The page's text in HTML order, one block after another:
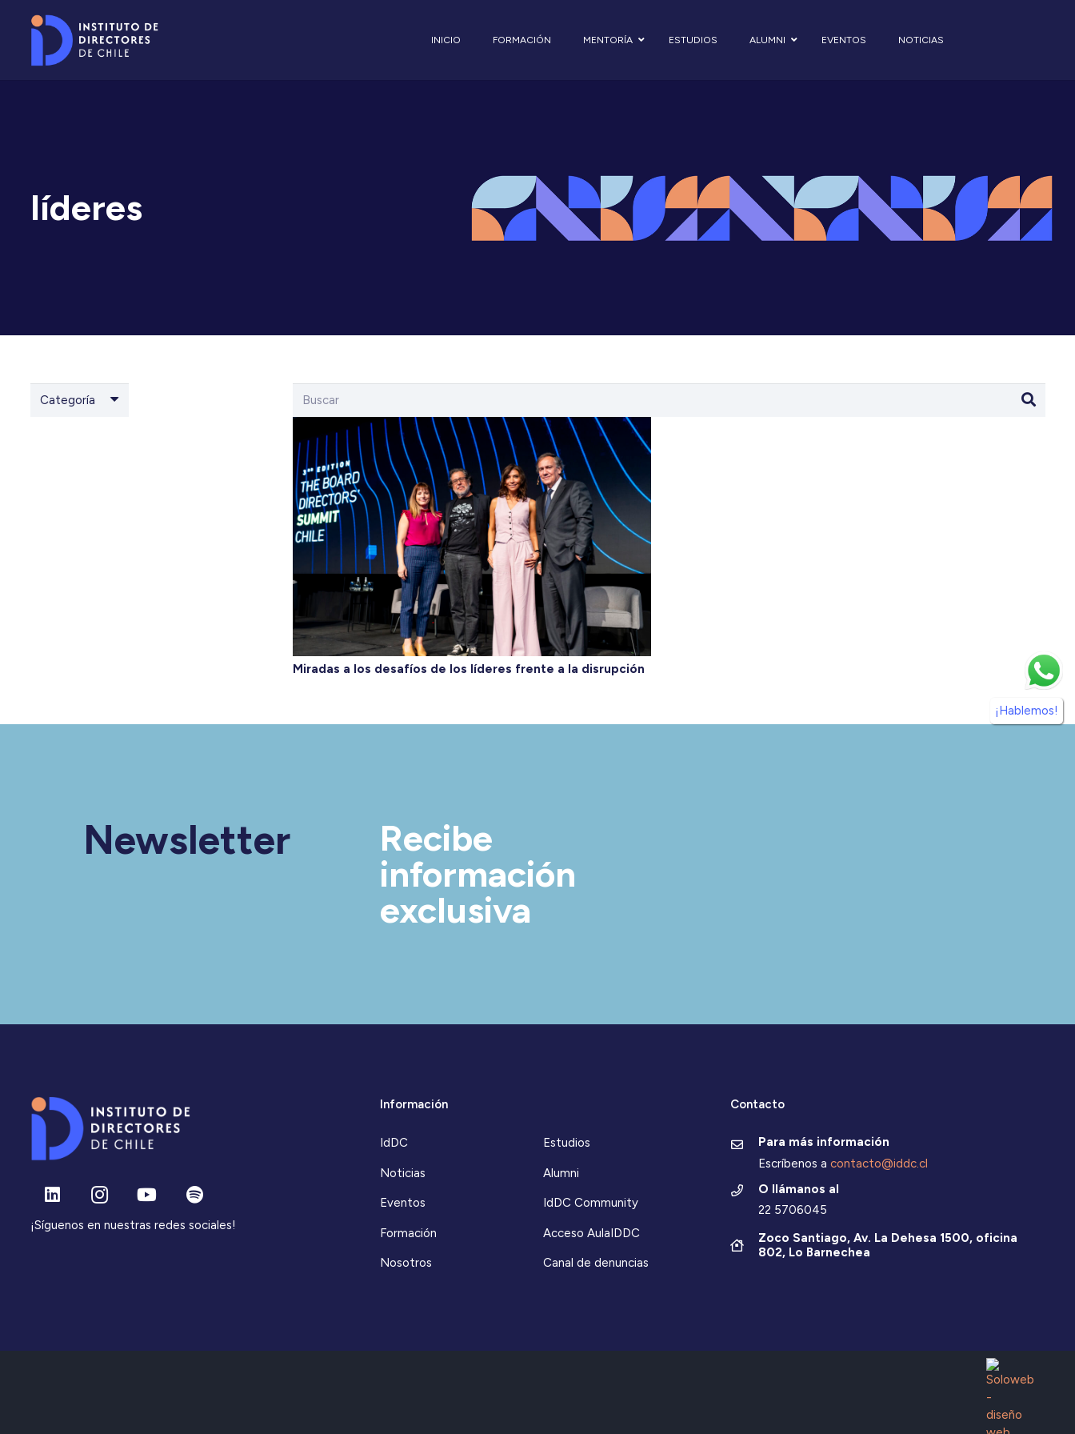
INICIO FORMACIÓN MENTORÍA ESTUDIOS ALUMNI EVENTOS NOTICIAS
líderes
Categoría
Miradas a los desafíos de los líderes frente a la disrupción
Newsletter
Recibe
información
exclusiva
¡Síguenos en nuestras redes sociales!
Información
IdDC
Noticias
Eventos
Formación
Nosotros
Estudios
Alumni
IdDC Community
Acceso AulaIDDC
Canal de denuncias
Contacto
Para más información
Escríbenos a contacto@iddc.cl
O llámanos al
22 5706045
Zoco Santiago, Av. La Dehesa 1500, oficina
802, Lo Barnechea
¡Hablemos!